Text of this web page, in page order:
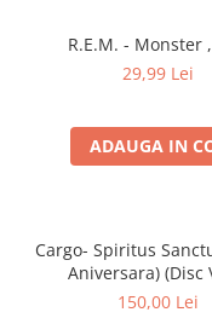
R.E.M. - Monster
29,99 Lei
ADAUGA IN
Cargo- Spiritus
Aniversara) (Disc
150,00 Lei